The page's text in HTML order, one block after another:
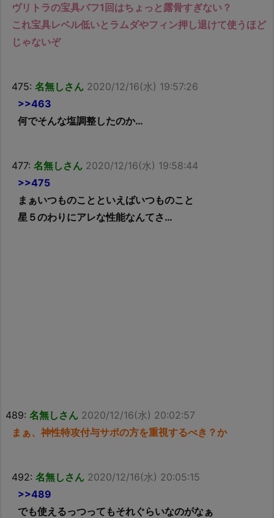
ヴリトラの宝具バフ1回はちょっと露骨すぎない？
これ宝具レベル低いとラムダやフィン押し退けて使うほど
じゃないぞ
475: 名無しさん 2020/12/16(水) 19:57:26
>>463
何でそんな塩調整したのか…
477: 名無しさん 2020/12/16(水) 19:58:44
>>475
まぁいつものことといえばいつものこと
星５のわりにアレな性能なんてさ…
489: 名無しさん 2020/12/16(水) 20:02:57
まぁ、神性特攻付与サポの方を重視するべき？か
492: 名無しさん 2020/12/16(水) 20:05:15
>>489
でも使えるっつってもそれぐらいなのがなぁ